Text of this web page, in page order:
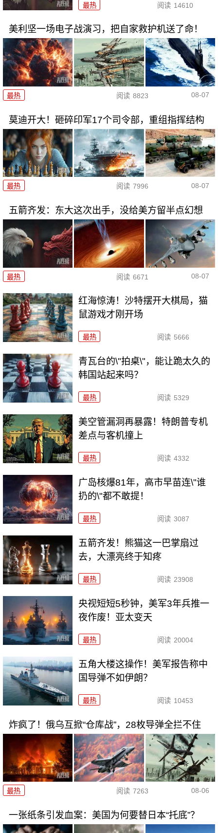
最热 阅读 14610
美利坚一场电子战演习，把自家救护机送了命！
最热 阅读 8823 08-07
莫迪开大！砸碎印军17个司令部，重组指挥结构
最热 阅读 7996 08-07
五箭齐发：东大这次出手，没给美方留半点幻想
最热 阅读 6671 08-07
红海惊涛！沙特摆开大棋局，猫
鼠游戏才刚开场
最热 阅读 5666
青瓦台的\"拍桌\"，能让跪太久的
韩国站起来吗？
最热 阅读 5329
美空管漏洞再暴露！特朗普专机
差点与客机撞上
最热 阅读 4332
广岛核爆81年，高市早苗连\"谁
扔的\"都不敢提！
最热 阅读 3087
五箭齐发！熊猫这一巴掌扇过
去，大漂亮终于知疼
最热 阅读 23908
央视短短5秒钟，美军3年兵推一
夜作废！亚太变天
最热 阅读 20004
五角大楼这操作！美军报告称中
国导弹不如伊朗？
最热 阅读 10453
炸疯了！俄乌互掀“仓库战”，28枚导弹全拦不住
最热 阅读 7263 08-06
一张纸条引发血案：美国为何要替日本“托底”？